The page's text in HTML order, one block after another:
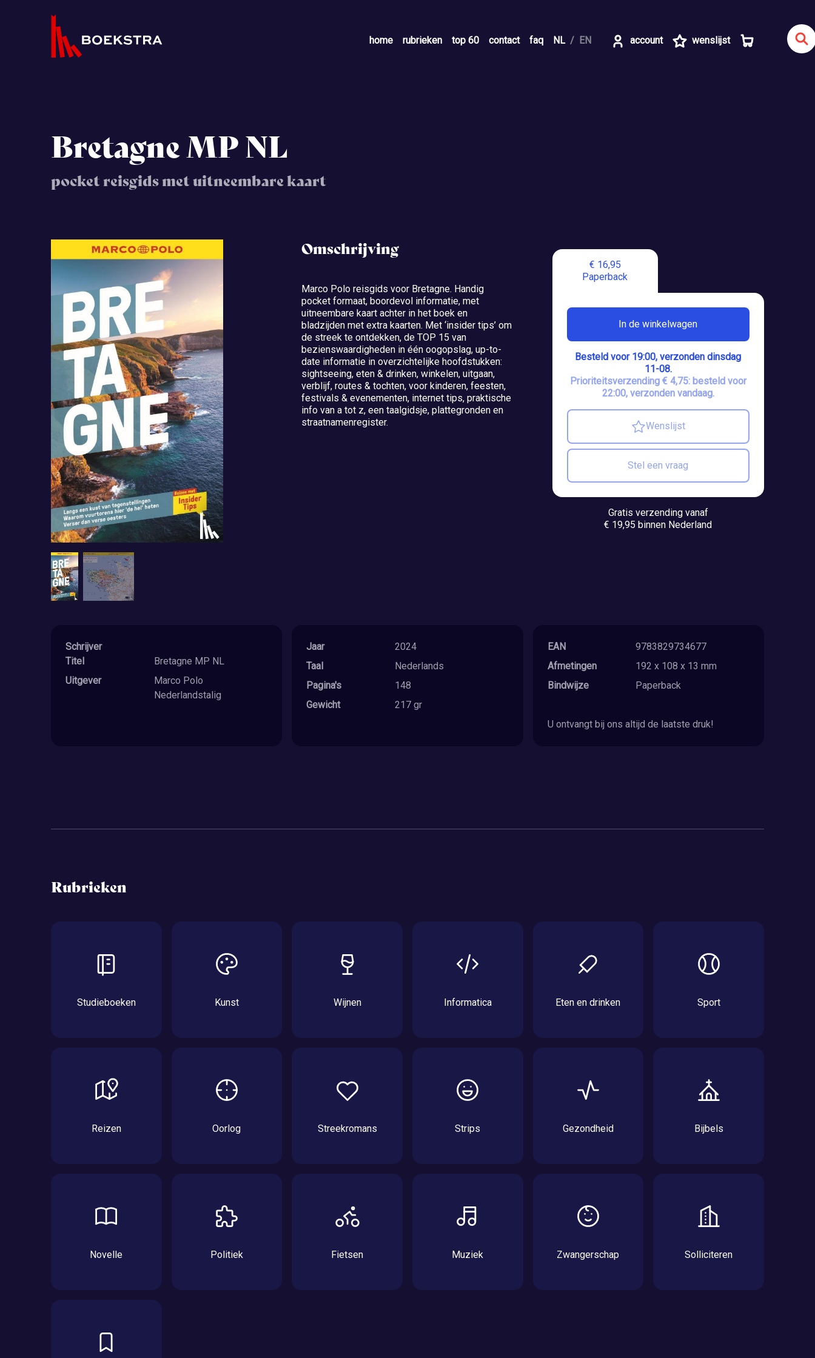
home rubrieken top 60 contact faq NL EN account wenslijst
Bretagne MP NL
pocket reisgids met uitneembare kaart
Omschrijving
Marco Polo reisgids voor Bretagne. Handig
pocket formaat, boordevol informatie, met
uitneembare kaart achter in het boek en
bladzijden met extra kaarten. Met ‘insider tips’ om
de streek te ontdekken, de TOP 15 van
bezienswaardigheden in één oogopslag, up-to-
date informatie in overzichtelijke hoofdstukken:
sightseeing, eten & drinken, winkelen, uitgaan,
verblijf, routes & tochten, voor kinderen, feesten,
festivals & evenementen, internet tips, praktische
info van a tot z, een taalgidsje, plattegronden en
straatnamenregister.
€ 16,95
Paperback
In de winkelwagen
Besteld voor 19:00, verzonden dinsdag
11-08.
Prioriteitsverzending € 4,75: besteld voor
22:00, verzonden vandaag.
Wenslijst
Stel een vraag
Gratis verzending vanaf
€ 19,95 binnen Nederland
Schrijver
Titel
Bretagne MP NL
Uitgever
Marco Polo
Nederlandstalig
Jaar
2024
Taal
Nederlands
Pagina's
148
Gewicht
217 gr
EAN
9783829734677
Afmetingen
192 x 108 x 13 mm
Bindwijze
Paperback
U ontvangt bij ons altijd de laatste druk!
Rubrieken
Studieboeken Kunst Wijnen Informatica Eten en drinken Sport
Reizen Oorlog Streekromans Strips Gezondheid Bijbels
Novelle Politiek Fietsen Muziek Zwangerschap Solliciteren